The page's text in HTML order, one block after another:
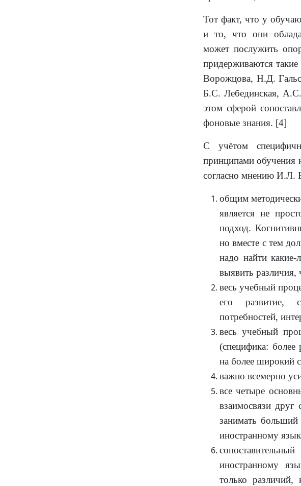
Тот факт, что у
и то, что они
может послужить
придерживаются
Ворожцова, Н.Д.
Б.С. Лебединская,
этом сферой
фоновые знания. [4]
С учётом
принципами обучения
согласно мнению И.Л.
общим
является не
подход.
но вместе с тем
надо найти
выявить различия,
весь учебный
его развитие,
потребностей,
весь учебный
(специфика: более
на более широкий
важно всемерно
все четыре
взаимосвязи
занимать
иностранному
иностранному
только